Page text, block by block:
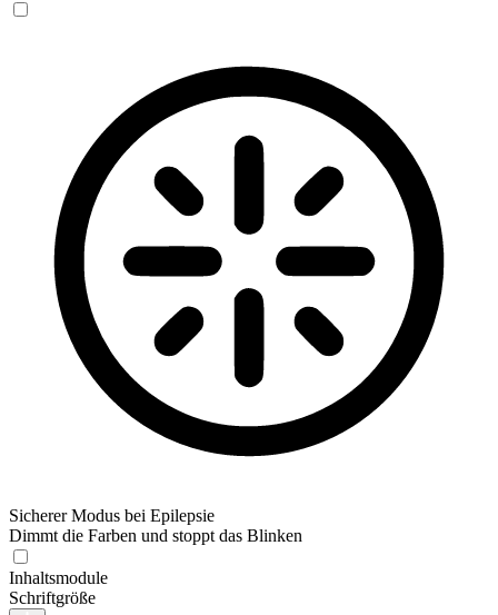
Sicherer Modus bei Epilepsie
Dimmt die Farben und stoppt das Blinken
Inhaltsmodule
Schriftgröße